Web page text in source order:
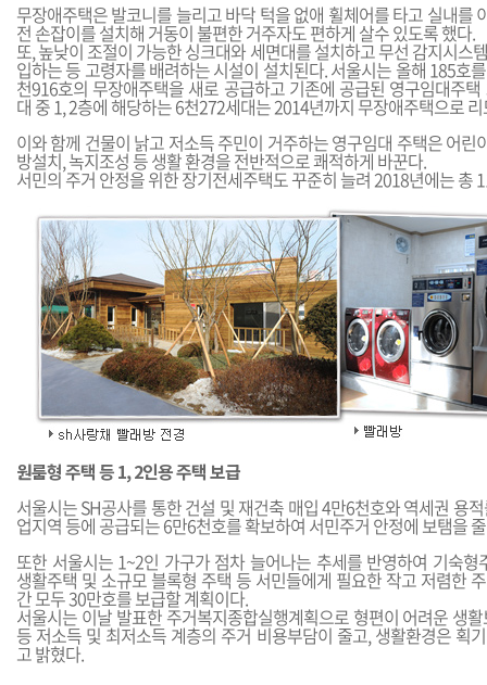
무장애주택은 발코니를 늘리고 바닥 턱을 없애 휠체어를 타고 실내를
전 손잡이를 설치해 거동이 불편한 거주자도 편하게 살수 있도록 했다.
또, 높낮이 조절이 가능한 싱크대와 세면대를 설치하고 무선 감지시스
입하는 등 고령자를 배려하는 시설이 설치된다. 서울시는 올해 185호
천916호의 무장애주택을 새로 공급하고 기존에 공급된 영구임대주
대 중 1, 2층에 해당하는 6천272세대는 2014년까지 무장애주택으로
이와 함께 건물이 낡고 저소득 주민이 거주하는 영구임대 주택은 어린
방설치, 녹지조성 등 생활 환경을 전반적으로 쾌적하게 바꾼다.
서민의 주거 안정을 위한 장기전세주택도 꾸준히 늘려 2018년에는 총
원룸형 주택 등 1, 2인용 주택 보급
서울시는 SH공사를 통한 건설 및 재건축 매입 4만6천호와 역세권 용
업지역 등에 공급되는 6만6천호를 확보하여 서민주거 안정에 보탬을
또한 서울시는 1~2인 가구가 점차 늘어나는 추세를 반영하여 기숙형
생활주택 및 소규모 블록형 주택 등 서민들에게 필요한 작고 저렴한
간 모두 30만호를 보급할 계획이다.
서울시는 이날 발표한 주거복지종합실행계획으로 형편이 어려운 생
등 저소득 및 최저소득 계층의 주거 비용부담이 줄고, 생활환경은 획
고 밝혔다.